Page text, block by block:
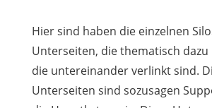
Hier sind haben die einzelnen
Unterseiten, die thematisch dazu
die untereinander verlinkt sind.
Unterseiten sind sozusagen